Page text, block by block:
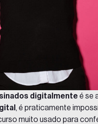
digitalmenteé se
, é praticamente
muito usado para